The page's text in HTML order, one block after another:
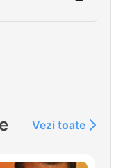
Vezi toate